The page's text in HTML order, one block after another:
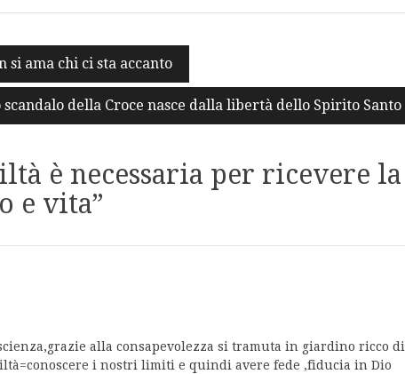
si ama chi ci sta accanto
scandalo della Croce nasce dalla libertà dello Spirito Santo
è necessaria per ricevere la
e vita”
alla consapevolezza si tramuta in giardino ricco di
i nostri limiti e quindi avere fede ,fiducia in Dio